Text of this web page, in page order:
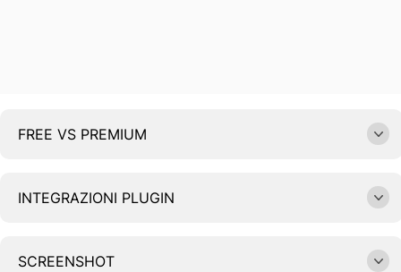
FREE VS PREMIUM
INTEGRAZIONI PLUGIN
SCREENSHOT